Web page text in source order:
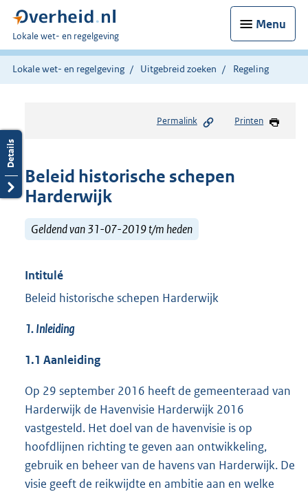
Menu
U
bent
hier:
Lokale wet- en regelgeving
Lokale wet- en regelgeving Uitgebreid zoeken Regeling
Permalink Printen
Beleid historische schepen
Harderwijk
Geldend van 31-07-2019 t/m heden
Intitulé
Beleid historische schepen Harderwijk
1. Inleiding
1.1 Aanleiding
Op 29 september 2016 heeft de gemeenteraad van
Harderwijk de Havenvisie Harderwijk 2016
vastgesteld. Het doel van de havenvisie is op
hoofdlijnen richting te geven aan ontwikkeling,
gebruik en beheer van de havens van Harderwijk. De
visie geeft de reikwijdte en ambitie aan en welke